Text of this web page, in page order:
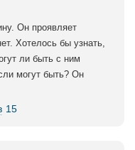
Он проявляет
Хотелось бы узнать,
ли быть с ним
могут быть? Он
15